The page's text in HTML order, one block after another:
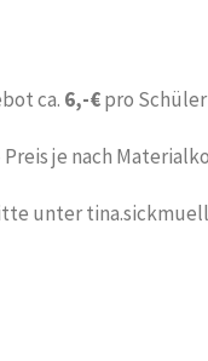
ca. 6,-€pro
je nach
unter